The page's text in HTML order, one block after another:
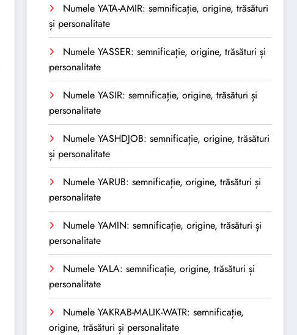
Numele YATA-AMIR: semnificație, origine, trăsături
și personalitate
Numele YASSER: semnificație, origine, trăsături și
personalitate
Numele YASIR: semnificație, origine, trăsături și
personalitate
Numele YASHDJOB: semnificație, origine, trăsături
și personalitate
Numele YARUB: semnificație, origine, trăsături și
personalitate
Numele YAMIN: semnificație, origine, trăsături și
personalitate
Numele YALA: semnificație, origine, trăsături și
personalitate
Numele YAKRAB-MALIK-WATR: semnificație,
origine, trăsături și personalitate